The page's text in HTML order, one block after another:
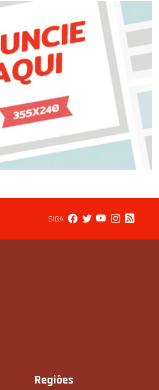
SIGA
Regiões